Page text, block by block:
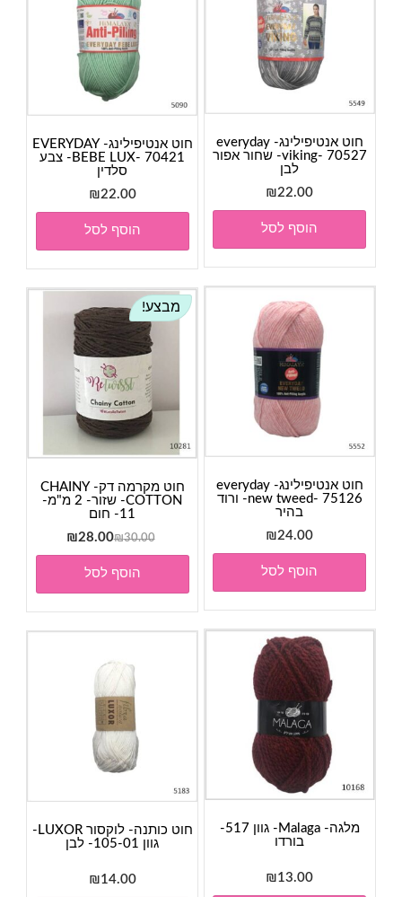
חוט אנטיפילינג- everyday
viking- 70527- שחור אפור
לבן
₪22.00
הוסף לסל
חוט אנטיפילינג- EVERYDAY
BEBE LUX- 70421- צבע
סלדין
₪22.00
הוסף לסל
חוט אנטיפילינג- everyday
new tweed- 75126- ורוד
בהיר
₪24.00
הוסף לסל
מבצע!
חוט מקרמה דק- CHAINY
COTTON- שזור- 2 מ"מ-
11- חום
₪30.00
המחיר
המקורי
היה:
₪30.00.
₪28.00
הנוכחי
₪28.00.
הוסף לסל
מלגה- Malaga- גוון 517-
בורדו
₪13.00
חוט כותנה- לוקסור LUXOR-
גוון 105-01- לבן
₪14.00